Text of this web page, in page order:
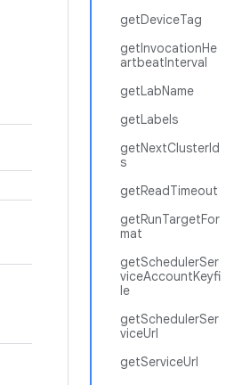
getDeviceTag
getInvocationHe
artbeatInterval
getLabName
getLabels
getNextClusterId
s
getReadTimeout
getRunTargetFor
mat
getSchedulerSer
viceAccountKeyfi
le
getSchedulerSer
viceUrl
getServiceUrl